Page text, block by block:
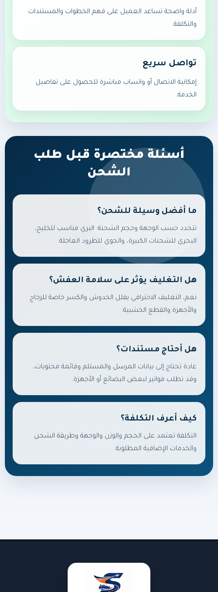
أدلة واضحة تساعد العميل على فهم الخطوات والمستندات
والتكلفة.
تواصل سريع
إمكانية الاتصال أو واتساب مباشرة للحصول على تفاصيل
الخدمة.
أسئلة مختصرة قبل طلب
الشحن
ما أفضل وسيلة للشحن؟
تتحدد حسب الوجهة وحجم الشحنة: البري مناسب للخليج،
البحري للشحنات الكبيرة، والجوي للطرود العاجلة.
هل التغليف يؤثر على سلامة العفش؟
نعم، التغليف الاحترافي يقلل الخدوش والكسر خاصة للزجاج
والأجهزة والقطع الخشبية.
هل أحتاج مستندات؟
عادة تحتاج إلى بيانات المرسل والمستلم وقائمة محتويات،
وقد تطلب فواتير لبعض البضائع أو الأجهزة.
كيف أعرف التكلفة؟
التكلفة تعتمد على الحجم والوزن والوجهة وطريقة الشحن
والخدمات الإضافية المطلوبة.